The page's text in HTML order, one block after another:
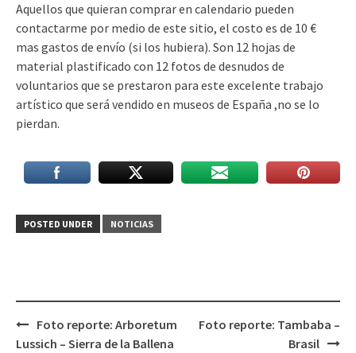
Aquellos que quieran comprar en calendario pueden
contactarme por medio de este sitio, el costo es de 10 €
mas gastos de envío (si los hubiera). Son 12 hojas de
material plastificado con 12 fotos de desnudos de
voluntarios que se prestaron para este excelente trabajo
artístico que será vendido en museos de España ,no se lo
pierdan.
POSTED UNDER NOTICIAS
Post
navigation
Foto reporte: Arboretum
Lussich – Sierra de la Ballena
Foto reporte: Tambaba –
Brasil